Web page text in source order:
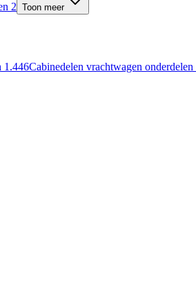
2 Toon meer
1.446Cabinedelen vrachtwagen onderdelen